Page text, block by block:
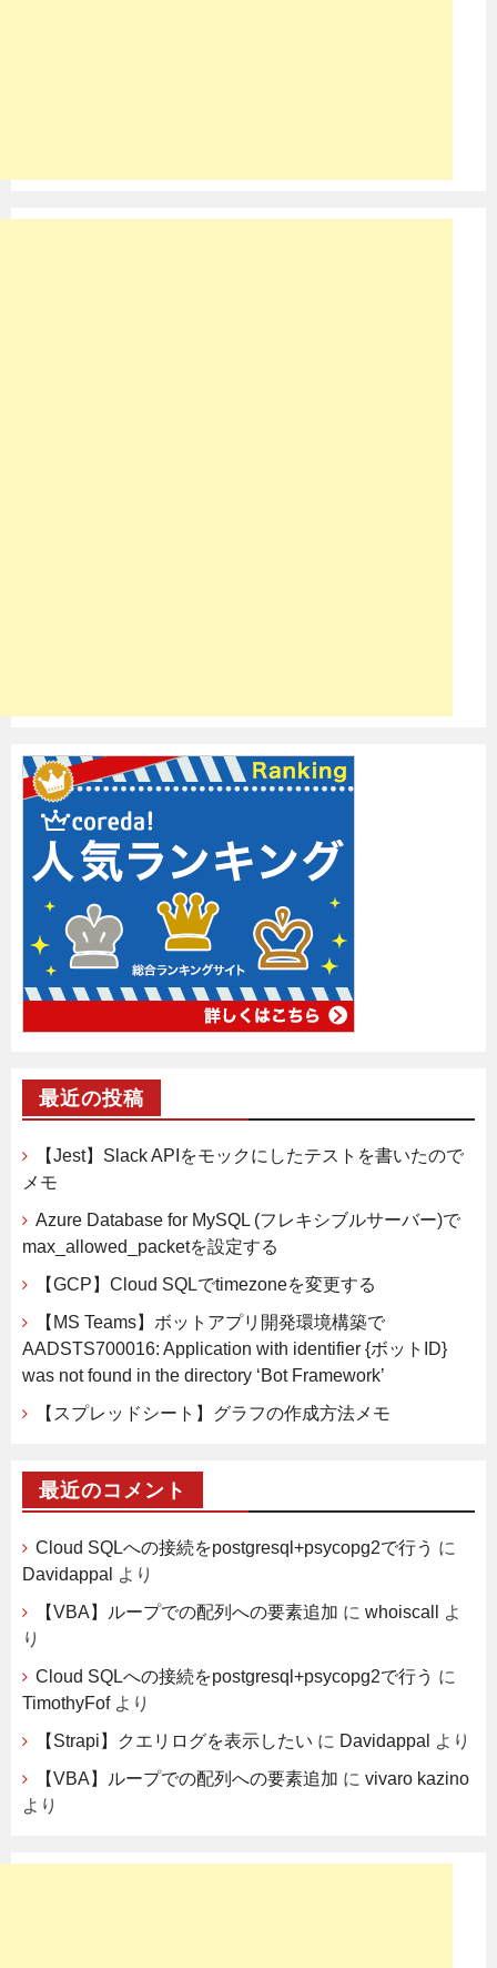
最近の投稿
【Jest】Slack APIをモックにしたテストを書いたので
メモ
Azure Database for MySQL (フレキシブルサーバー)で
max_allowed_packetを設定する
【GCP】Cloud SQLでtimezoneを変更する
【MS Teams】ボットアプリ開発環境構築で
AADSTS700016: Application with identifier {ボットID}
was not found in the directory ‘Bot Framework’
【スプレッドシート】グラフの作成方法メモ
最近のコメント
Cloud SQLへの接続をpostgresql+psycopg2で行う に
Davidappal
より
【VBA】ループでの配列への要素追加 に whoiscall
よ
り
Cloud SQLへの接続をpostgresql+psycopg2で行う に
TimothyFofより
【Strapi】クエリログを表示したい に Davidappal
より
【VBA】ループでの配列への要素追加 に vivaro kazino
より